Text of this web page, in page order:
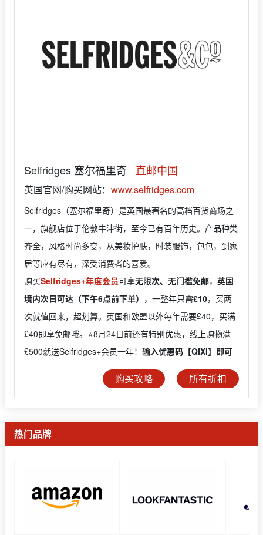
Selfridges 塞尔福里奇 直邮中国
英国官网/购买网站： www.selfridges.com
Selfridges（塞尔福里奇）是英国最著名的高档百货商场之
一，旗舰店位于伦敦牛津街，至今已有百年历史。产品种类
齐全，风格时尚多变，从美妆护肤，时装服饰，包包，到家
居等应有尽有，深受消费者的喜爱。
购买Selfridges+年度会员可享无限次、无门槛免邮， 英国
境内次日可达（下午6点前下单） ，一整年只需£10，买两
次就值回来，超划算。英国和欧盟以外每年需要£40，买满
£40即享免邮哦。⭐️8月24日前还有特别优惠，线上购物满
£500就送Selfridges+会员一年！ 输入优惠码【QIXI】即可
购买攻略 所有折扣
热门品牌